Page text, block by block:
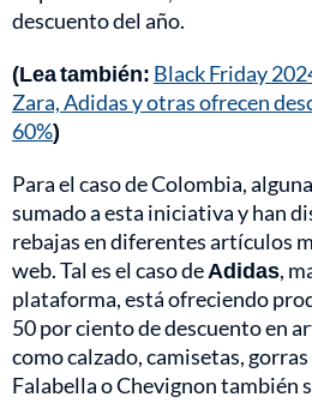
descuento del año.
(Lea también: Black Friday
Zara, Adidas y otras ofrecen
60%)
Para el caso de Colombia,
sumado a esta iniciativa y han
rebajas en diferentes artículos
web. Tal es el caso deAdidas,
plataforma, está ofreciendo
50 por ciento de descuento en
como calzado, camisetas,
Falabella o Chevignon también